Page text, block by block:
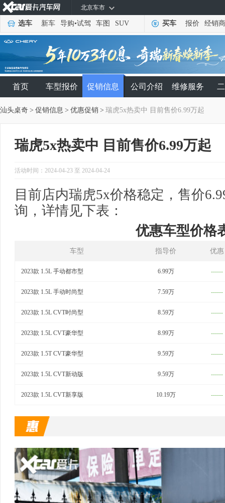
北京车市
选车 新车 导购•试驾 车图 SUV 买车 报价 经销商
首页 车型报价 促销信息 公司介绍 维修服务
汕头桌奇 > 促销信息 > 优惠促销 > 瑞虎5x热卖中 目前售价6.99万起
瑞虎5x热卖中 目前售价6.99万起
活动时间：2024-04-23 至 2024-04-24
目前店内瑞虎5x价格稳定，售价
询，详情见下表：
优惠车型价格
车型 指导价 优惠
2023款 1.5L 手动都市型 6.99万 ------
2023款 1.5L 手动时尚型 7.59万 ------
2023款 1.5L CVT时尚型 8.59万 ------
2023款 1.5L CVT豪华型 8.99万 ------
2023款 1.5T CVT豪华型 9.59万 ------
2023款 1.5L CVT新动版 9.59万 ------
2023款 1.5L CVT新享版 10.19万 ------